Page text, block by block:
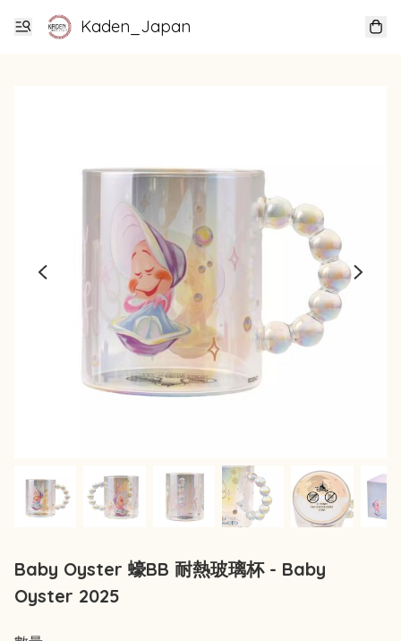
Kaden_Japan
Baby Oyster 蠔BB 耐熱玻璃杯 - Baby
Oyster 2025